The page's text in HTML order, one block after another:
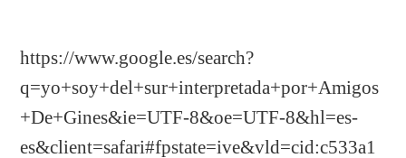
https://www.google.es/search?
q=yo+soy+del+sur+interpretada+por+Amigos
+De+Gines&ie=UTF-8&oe=UTF-8&hl=es-
es&client=safari#fpstate=ive&vld=cid:c533a1